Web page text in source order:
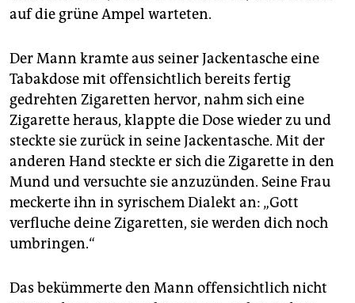
genossenschaft
auf die grüne Ampel warteten.
Der Mann kramte aus seiner Jackentasche eine
Tabakdose mit offensichtlich bereits fertig
gedrehten Zigaretten hervor, nahm sich eine
Zigarette heraus, klappte die Dose wieder zu und
steckte sie zurück in seine Jackentasche. Mit der
anderen Hand steckte er sich die Zigarette in den
Mund und versuchte sie anzuzünden. Seine Frau
meckerte ihn in syrischem Dialekt an: „Gott
verfluche deine Zigaretten, sie werden dich noch
umbringen.“
Das bekümmerte den Mann offensichtlich nicht